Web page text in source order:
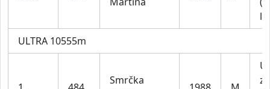
ULTRA 10555m
Smrčka